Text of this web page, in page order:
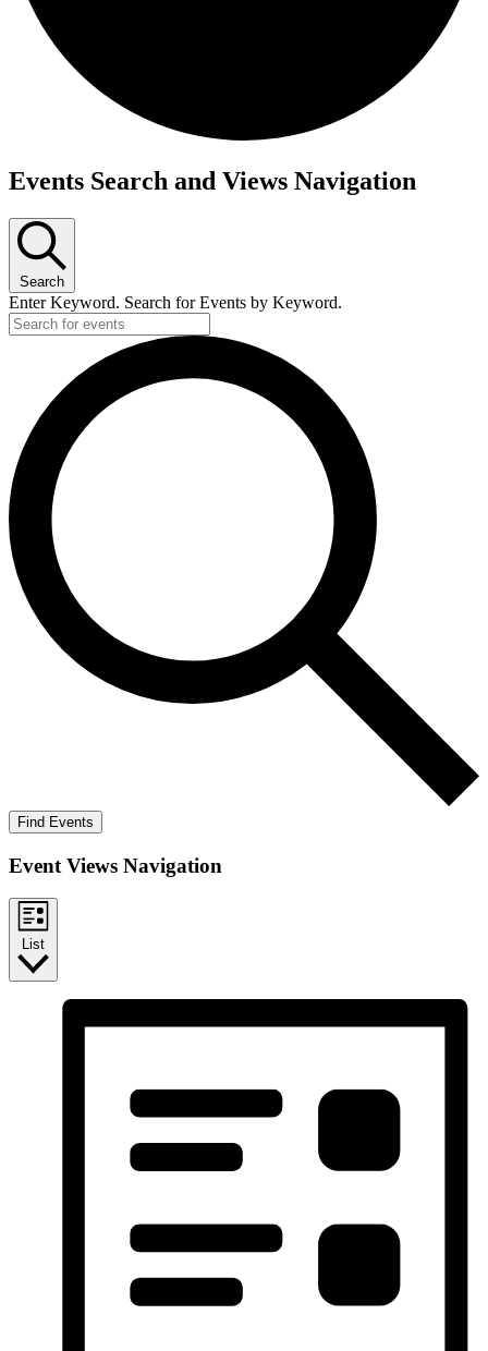
Events Search and Views Navigation
Search
Enter Keyword. Search for Events by Keyword.
Find Events
Event Views Navigation
List